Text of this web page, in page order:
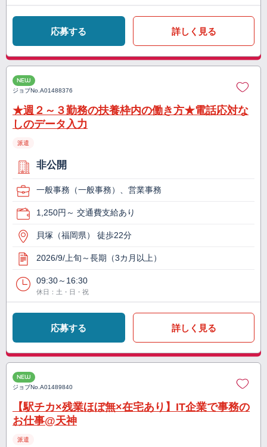
応募する 詳しく見る
NEW
ジョブNo.A01488376
★週２～３勤務の扶養枠内の働き方★電話応対な
しのデータ入力
派遣
非公開
一般事務（一般事務）、営業事務
1,250円～ 交通費支給あり
貝塚（福岡県） 徒歩22分
2026/9/上旬～長期（3カ月以上）
09:30～16:30
休日：土・日・祝
応募する 詳しく見る
NEW
ジョブNo.A01489840
【駅チカ×残業ほぼ無×在宅あり】IT企業で事務の
お仕事@天神
派遣